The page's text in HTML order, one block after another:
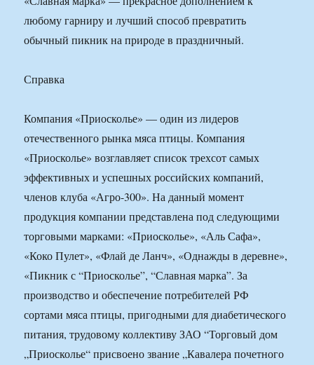
любому гарниру и лучший способ превратить
обычный пикник на природе в праздничный.
Справка
Компания «Приосколье» — один из лидеров
отечественного рынка мяса птицы. Компания
«Приосколье» возглавляет список трехсот самых
эффективных и успешных российских компаний,
членов клуба «Агро-300». На данный момент
продукция компании представлена под следующими
торговыми марками: «Приосколье», «Аль Сафа»,
«Коко Пулет», «Флай де Ланч», «Однажды в деревне»,
«Пикник с “Приосколье”, “Славная марка”. За
производство и обеспечение потребителей РФ
сортами мяса птицы, пригодными для диабетического
питания, трудовому коллективу ЗАО “Торговый дом
„Приосколье“ присвоено звание „Кавалера почетного